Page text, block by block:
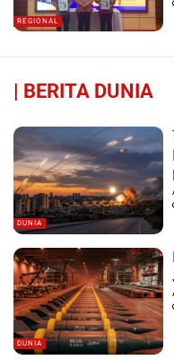
REGIONAL
| BERITA DUNIA
DUNIA
DUNIA